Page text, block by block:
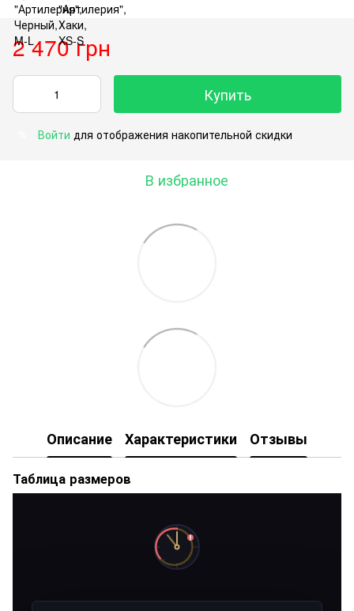
2 470 грн
Купить
Войти для отображения накопительной скидки
В избранное
Описание Характеристики Отзывы
Таблица размеров